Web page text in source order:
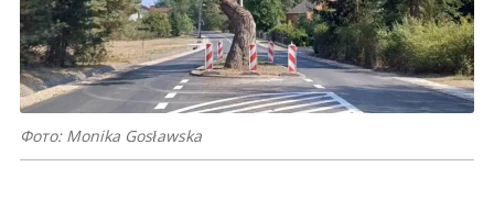
Фото: Monika Gosławska